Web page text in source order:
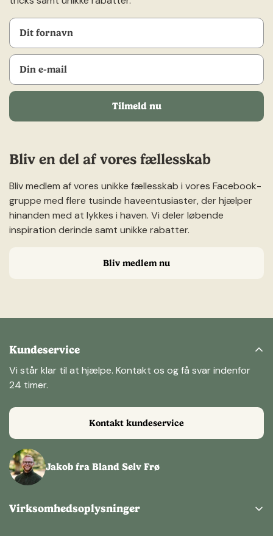
Tilmeld nu
Bliv en del af vores fællesskab
Bliv medlem af vores unikke fællesskab i vores Facebook-
gruppe med flere tusinde haveentusiaster, der hjælper
hinanden med at lykkes i haven. Vi deler løbende
inspiration derinde samt unikke rabatter.
Bliv medlem nu
Virksomhedsoplysninger
Kundeservice
Vi står klar til at hjælpe. Kontakt os og få svar indenfor
24 timer.
Kontakt kundeservice
Jakob fra Bland Selv Frø